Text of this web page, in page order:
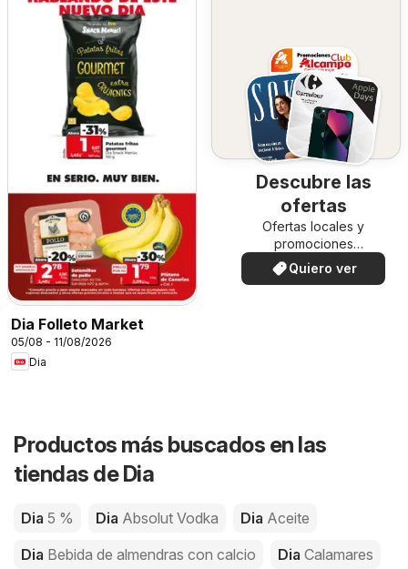
Dia Folleto Market
05/08 - 11/08/2026
Dia
Descubre las
ofertas
Ofertas locales y
promociones
especiales.
Quiero ver
Productos más buscados en las
tiendas de Dia
Dia 5 % Dia Absolut Vodka Dia Aceite
Dia Bebida de almendras con calcio Dia Calamares